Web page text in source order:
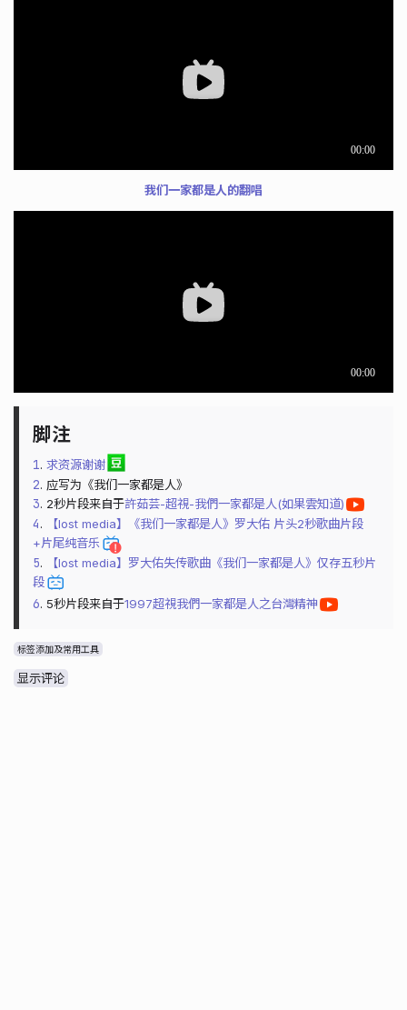
我们一家都是人的翻唱
1. 求资源谢谢
2. 应写为《我们一家都是人》
3. 2秒片段来自于許茹芸-超視-我們一家都是人(如果雲知道)
4.
【lost media】《我们一家都是人》罗大佑 片头2秒歌曲片段
+片尾纯音乐
5.
【lost media】罗大佑失传歌曲《我们一家都是人》仅存五秒片
段
6. 5秒片段来自于1997超視我們一家都是人之台灣精神
标签添加及常用工具
显示评论